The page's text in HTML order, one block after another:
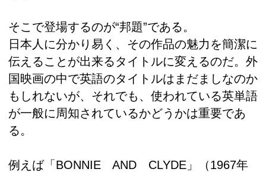
そこで登場するのが“邦題”である。
日本人に分かり易く、その作品の魅力を簡潔に
伝えることが出来るタイトルに変えるのだ。外
国映画の中で英語のタイトルはまだましなのか
もしれないが、それでも、使われている英単語
が一般に周知されているかどうかは重要であ
る。
例えば「BONNIE AND CLYDE」（1967年